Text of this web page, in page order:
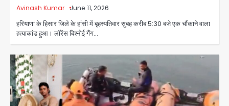
Avinash Kumar June 11, 2026
हरियाणा के हिसार जिले के हांसी में बृहस्पतिवार सुबह करीब 5:30 बजे एक चौंकाने वाला
हत्याकांड हुआ। लॉरेंस बिश्नोई गैंग…